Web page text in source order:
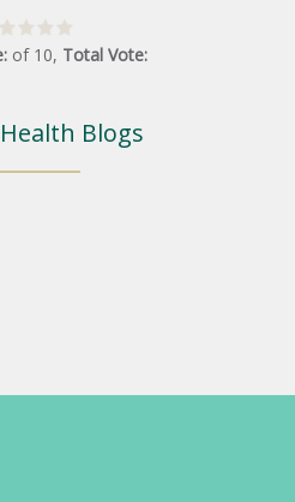
of 10, Total Vote:
Blogs